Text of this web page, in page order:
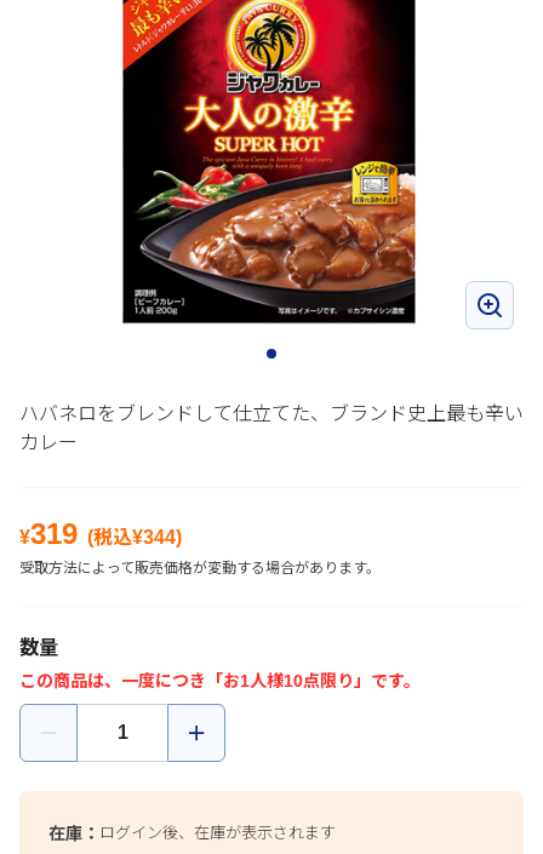
ハバネロをブレンドして仕立てた、ブランド史上最も辛い
カレー
¥319 (税込¥344)
受取方法によって販売価格が変動する場合があります。
数量
この商品は、一度につき「お1人様10点限り」です。
在庫： ログイン後、在庫が表示されます